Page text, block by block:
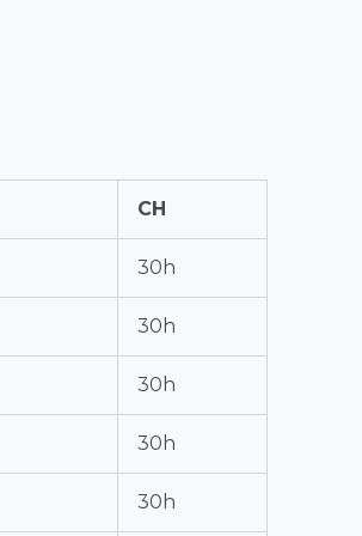
CH
30h
30h
30h
30h
30h